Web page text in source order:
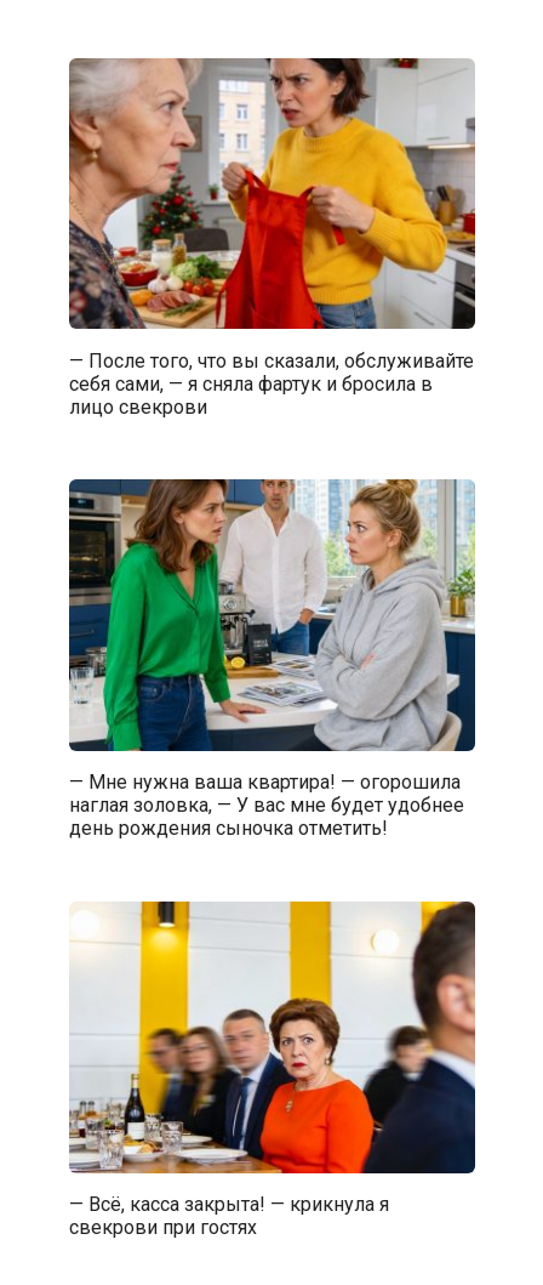
— После того, что вы сказали, обслуживайте
себя сами, — я сняла фартук и бросила в
лицо свекрови
— Мне нужна ваша квартира! — огорошила
наглая золовка, — У вас мне будет удобнее
день рождения сыночка отметить!
— Всё, касса закрыта! — крикнула я
свекрови при гостях